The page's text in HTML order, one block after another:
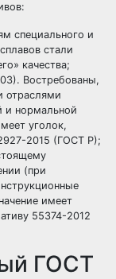
специального и
стали
качества;
Востребованы,
отраслями
и нормальной
уголок,
2015 (ГОСТ Р);
(при
имеет
55374-2012
ГОСТ